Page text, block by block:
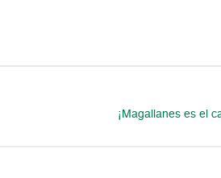
¡Magallanes es el